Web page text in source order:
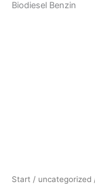
Biodiesel Benzin
Start / uncategorized